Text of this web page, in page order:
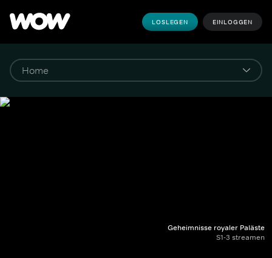
LOSLEGEN EINLOGGEN
Geheimnisse royaler Paläste
S1-3 streamen